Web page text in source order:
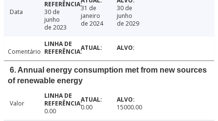
Data
30 de
junho
de 2023
31 de
janeiro
de 2024
30 de
junho
de 2029
Comentário
6. Annual energy consumption met from new sources
of renewable energy
Valor
0.00
0.00 15000.00